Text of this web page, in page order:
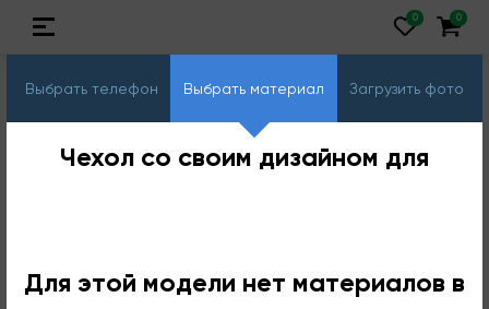
Выбрать телефон Выбрать материал Загрузить фото
Чехол со своим дизайном для
Для этой модели нет материалов в